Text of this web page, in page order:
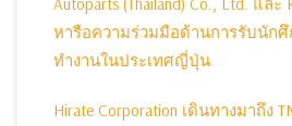
หารือความร่วมมือด้านการรับนักศึ
ทำงานในประเทศญี่ปุ่น
Hirate Corporation เดินทางมาถึง